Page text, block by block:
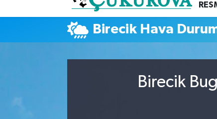
Birecik Hava
Birecik
Mersin Trafik Yoğunluk Haritası
Süper Lig Puan Durumu ve Fikstür
Tüm Manşetler